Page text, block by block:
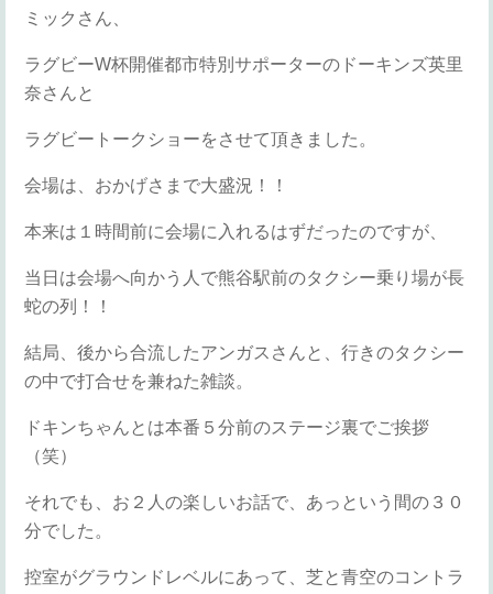
ミックさん、
ラグビーW杯開催都市特別サポーターのドーキンズ英里
奈さんと
ラグビートークショーをさせて頂きました。
会場は、おかげさまで大盛況！！
本来は１時間前に会場に入れるはずだったのですが、
当日は会場へ向かう人で熊谷駅前のタクシー乗り場が長
蛇の列！！
結局、後から合流したアンガスさんと、行きのタクシー
の中で打合せを兼ねた雑談。
ドキンちゃんとは本番５分前のステージ裏でご挨拶
（笑）
それでも、お２人の楽しいお話で、あっという間の３０
分でした。
控室がグラウンドレベルにあって、芝と青空のコントラ